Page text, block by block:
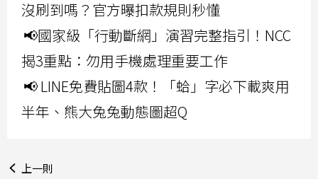
沒刷到嗎？官方曝扣款規則秒懂
📢國家級「行動斷網」演習完整指引！NCC
揭3重點：勿用手機處理重要工作
📢 LINE免費貼圖4款！「蛤」字必下載爽用
半年、熊大兔兔動態圖超Q
上一則